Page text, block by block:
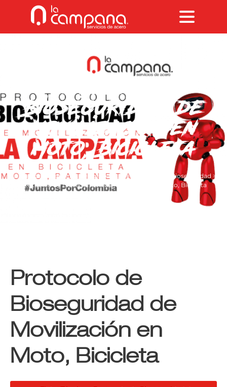
Protocolo de
Bioseguridad de
Movilización en
Moto, Bicicleta
La Campana Servicios de Acero S.A.>Protocolos de Bioseguridad >
Protocolo de Bioseguridad de Movilización en Moto, Bicicleta
Protocolo de
Bioseguridad de
Movilización en
Moto, Bicicleta